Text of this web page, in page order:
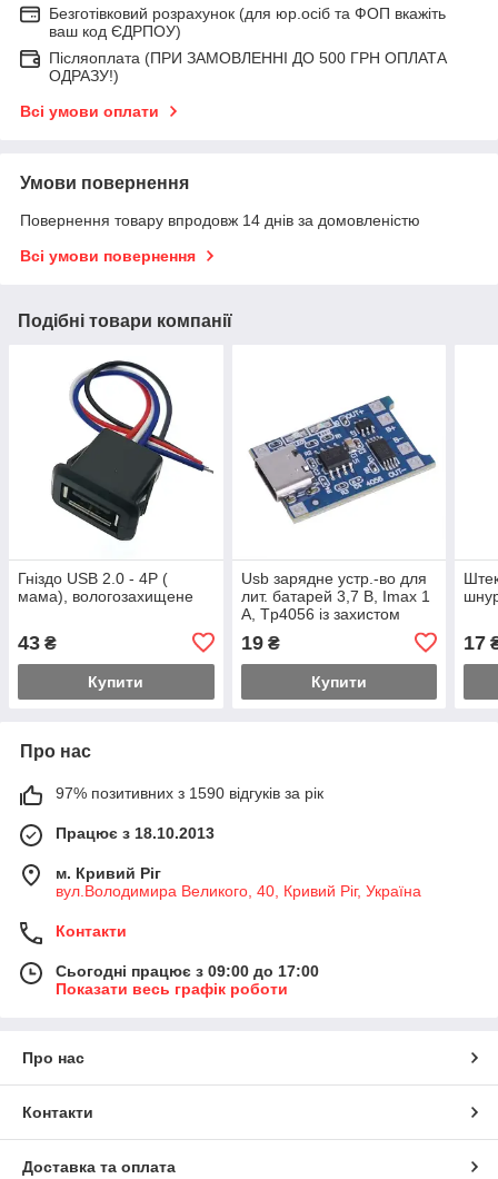
Безготівковий розрахунок (для юр.осіб та ФОП вкажіть
ваш код ЄДРПОУ)
Післяоплата (ПРИ ЗАМОВЛЕННІ ДО 500 ГРН ОПЛАТА
ОДРАЗУ!)
Всі умови оплати
Умови повернення
Повернення товару впродовж 14 днів за домовленістю
Всі умови повернення
Подібні товари компанії
Гніздо USB 2.0 - 4P (
мама), вологозахищене
43 ₴
Купити
Usb зарядне устр.-во для
лит. батарей 3,7 В, Imax 1
A, Tp4056 із захистом
батареї, роз'єм type-c usb
19₴
Купити
17
Про нас
97% позитивних з 1590 відгуків за рік
Працює з 18.10.2013
м. Кривий Ріг
вул.Володимира Великого, 40, Кривий Ріг, Україна
Контакти
Сьогодні працює з 09:00 до 17:00
Показати весь графік роботи
Про нас
Контакти
Доставка та оплата